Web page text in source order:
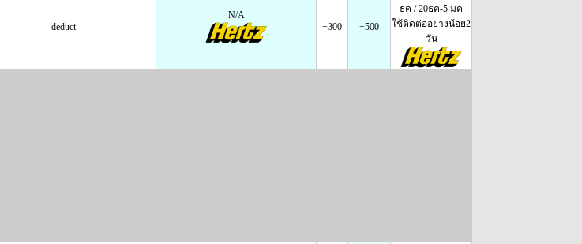
deduct
N/A
+300
+500
ธค / 20ธค-5 มค
ใช้ติดต่ออย่างน้อย2
วัน